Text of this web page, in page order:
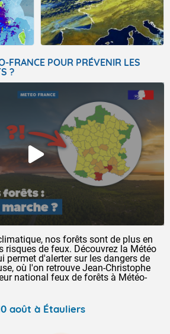
FRANCE POUR PRÉVENIR LES
?
nos forêts sont de plus en
risques de feux. Découvrez la Météo
permet d'alerter sur les dangers de
où l'on retrouve Jean-Christophe
national feux de forêts à Météo-
août à Étauliers